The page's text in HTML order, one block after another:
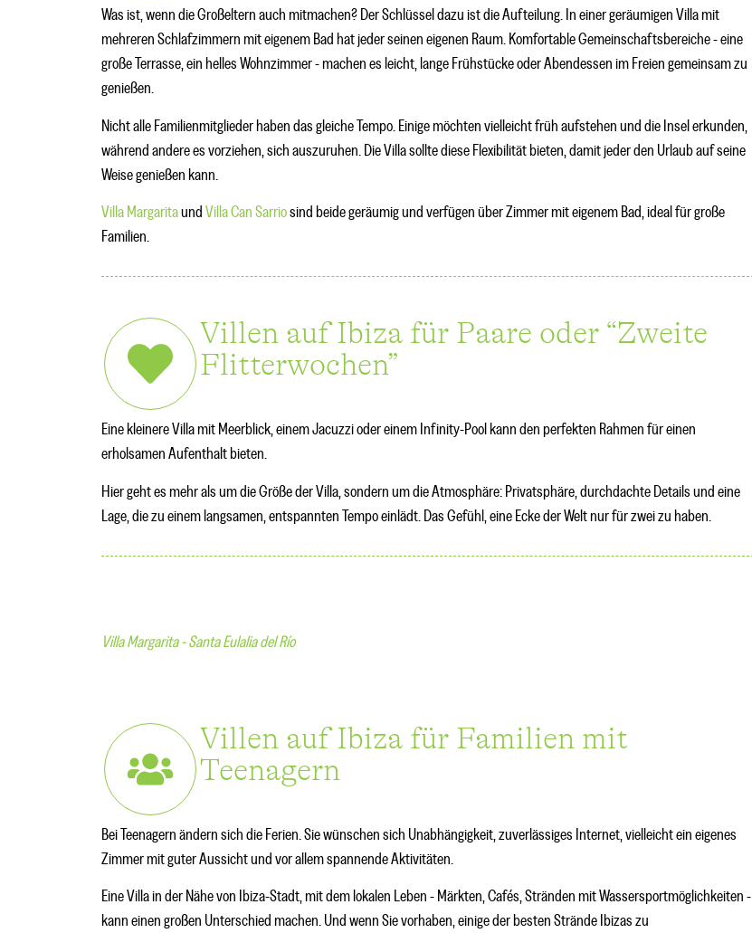
Was ist, wenn die Großeltern auch mitmachen? Der Schlüssel dazu ist die Aufteilung. In einer geräumigen Villa mit
mehreren Schlafzimmern mit eigenem Bad hat jeder seinen eigenen Raum. Komfortable Gemeinschaftsbereiche - eine
große Terrasse, ein helles Wohnzimmer - machen es leicht, lange Frühstücke oder Abendessen im Freien gemeinsam zu
genießen.
Nicht alle Familienmitglieder haben das gleiche Tempo. Einige möchten vielleicht früh aufstehen und die Insel erkunden,
während andere es vorziehen, sich auszuruhen. Die Villa sollte diese Flexibilität bieten, damit jeder den Urlaub auf seine
Weise genießen kann.
Villa Margaritaund Villa Can Sarriosind beide geräumig und verfügen über Zimmer mit eigenem Bad, ideal für große
Familien.
Villen auf Ibiza für Paare oder “Zweite
Flitterwochen”
Eine kleinere Villa mit Meerblick, einem Jacuzzi oder einem Infinity-Pool kann den perfekten Rahmen für einen
erholsamen Aufenthalt bieten.
Hier geht es mehr als um die Größe der Villa, sondern um die Atmosphäre: Privatsphäre, durchdachte Details und eine
Lage, die zu einem langsamen, entspannten Tempo einlädt. Das Gefühl, eine Ecke der Welt nur für zwei zu haben.
Villa Margarita - Santa Eulalia del Río
Villen auf Ibiza für Familien mit
Teenagern
Bei Teenagern ändern sich die Ferien. Sie wünschen sich Unabhängigkeit, zuverlässiges Internet, vielleicht ein eigenes
Zimmer mit guter Aussicht und vor allem spannende Aktivitäten.
Eine Villa in der Nähe von Ibiza-Stadt, mit dem lokalen Leben - Märkten, Cafés, Stränden mit Wassersportmöglichkeiten -
kann einen großen Unterschied machen. Und wenn Sie vorhaben, einige der besten Strände Ibizas zu